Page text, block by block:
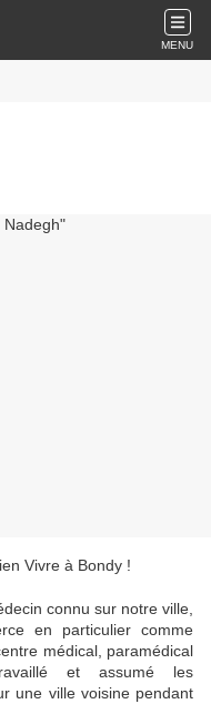
MENU
Vivre à Bondy !
connu sur notre ville,
en particulier comme
médical, paramédical
et assumé les
une ville voisine pendant